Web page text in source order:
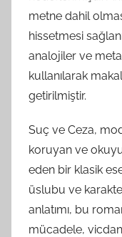
metne dahil
hissetmesi
analojiler ve
kullanılarak
getirilmiştir.
Suç ve Ceza,
koruyan ve
eden bir klasik
üslubu ve
anlatımı, bu
mücadele,